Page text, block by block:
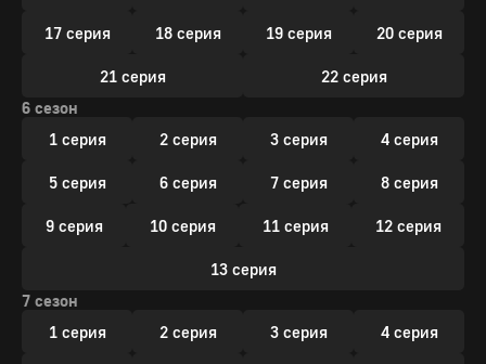
17 серия 18 серия 19 серия 20 серия
21 серия
22 серия
6 сезон
1 серия
2 серия 3 серия 4 серия
5 серия 6 серия 7 серия 8 серия
9 серия 10 серия 11 серия 12 серия
13 серия
7 сезон
1 серия
2 серия 3 серия 4 серия